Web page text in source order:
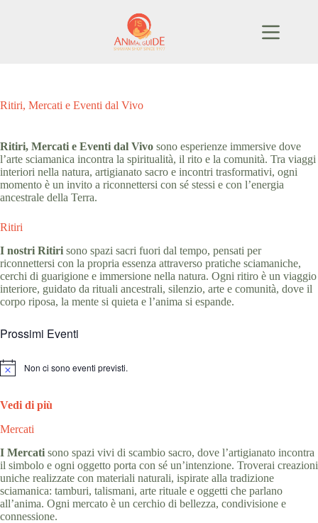
Ritiri, Mercati e Eventi dal Vivo
Ritiri, Mercati e Eventi dal Vivo sono esperienze immersive dove
l’arte sciamanica incontra la spiritualità, il rito e la comunità. Tra viaggi
interiori nella natura, artigianato sacro e incontri trasformativi, ogni
momento è un invito a riconnettersi con sé stessi e con l’energia
ancestrale della Terra.
Ritiri
I nostri Ritiri sono spazi sacri fuori dal tempo, pensati per
riconnettersi con la propria essenza attraverso pratiche sciamaniche,
cerchi di guarigione e immersione nella natura. Ogni ritiro è un viaggio
interiore, guidato da rituali ancestrali, silenzio, arte e comunità, dove il
corpo riposa, la mente si quieta e l’anima si espande.
Prossimi Eventi
N
i
e
Non ci sono eventi previsti.
Vedi di più
Mercati
I Mercati sono spazi vivi di scambio sacro, dove l’artigianato incontra
il simbolo e ogni oggetto porta con sé un’intenzione. Troverai creazioni
uniche realizzate con materiali naturali, ispirate alla tradizione
sciamanica: tamburi, talismani, arte rituale e oggetti che parlano
all’anima. Ogni mercato è un cerchio di bellezza, condivisione e
connessione.